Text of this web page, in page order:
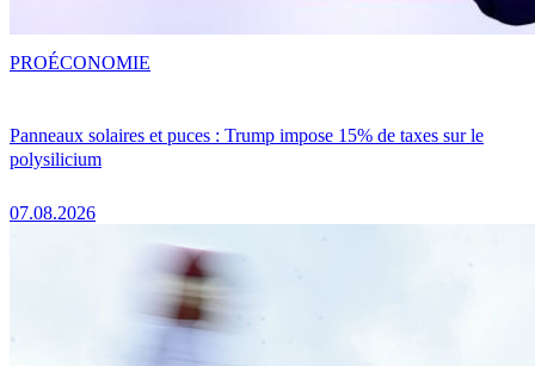
Panneaux solaires et puces : Trump impose 15% de taxes sur le
polysilicium
07.08.2026
PROÉCONOMIE